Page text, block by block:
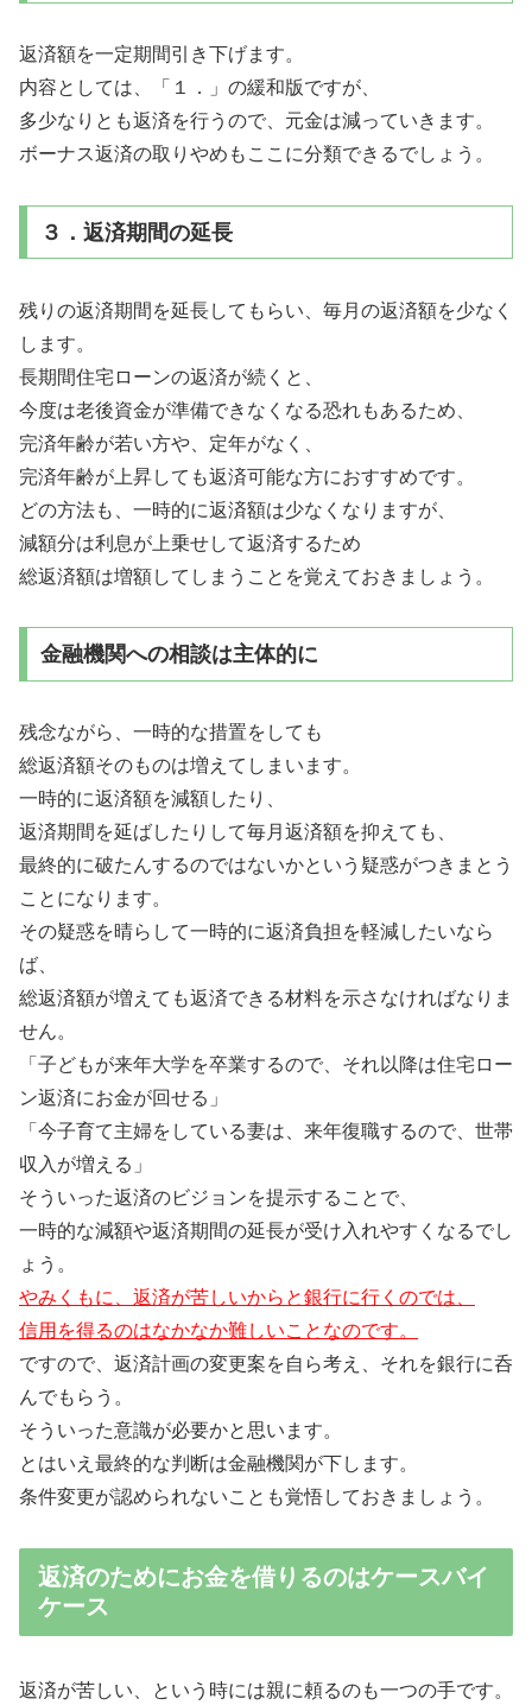
返済額を一定期間引き下げます。
内容としては、「１．」の緩和版ですが、
多少なりとも返済を行うので、元金は減っていきます。
ボーナス返済の取りやめもここに分類できるでしょう。
３．返済期間の延長
残りの返済期間を延長してもらい、毎月の返済額を少なく
します。
長期間住宅ローンの返済が続くと、
今度は老後資金が準備できなくなる恐れもあるため、
完済年齢が若い方や、定年がなく、
完済年齢が上昇しても返済可能な方におすすめです。
どの方法も、一時的に返済額は少なくなりますが、
減額分は利息が上乗せして返済するため
総返済額は増額してしまうことを覚えておきましょう。
金融機関への相談は主体的に
残念ながら、一時的な措置をしても
総返済額そのものは増えてしまいます。
一時的に返済額を減額したり、
返済期間を延ばしたりして毎月返済額を抑えても、
最終的に破たんするのではないかという疑惑がつきまとう
ことになります。
その疑惑を晴らして一時的に返済負担を軽減したいなら
ば、
総返済額が増えても返済できる材料を示さなければなりま
せん。
「子どもが来年大学を卒業するので、それ以降は住宅ロー
ン返済にお金が回せる」
「今子育て主婦をしている妻は、来年復職するので、世帯
収入が増える」
そういった返済のビジョンを提示することで、
一時的な減額や返済期間の延長が受け入れやすくなるでし
ょう。
やみくもに、返済が苦しいからと銀行に行くのでは、
信用を得るのはなかなか難しいことなのです。
ですので、返済計画の変更案を自ら考え、それを銀行に呑
んでもらう。
そういった意識が必要かと思います。
とはいえ最終的な判断は金融機関が下します。
条件変更が認められないことも覚悟しておきましょう。
返済のためにお金を借りるのはケースバイ
ケース
返済が苦しい、という時には親に頼るのも一つの手です。